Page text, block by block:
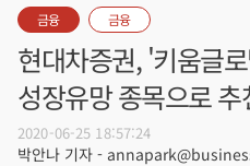
금융 금융
현대차증권, '키움글
성장유망 종목으로 추
2020-06-25 18:57:24
박안나 기자 -